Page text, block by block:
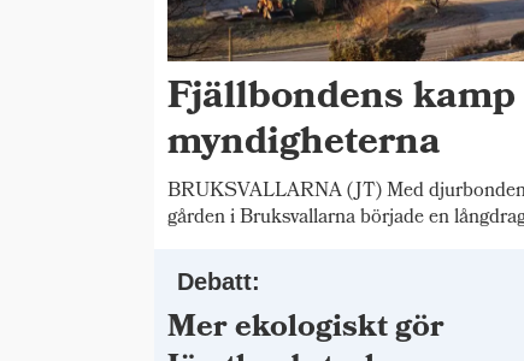
Fjällbondens
myndigheterna
BRUKSVALLARNA (JT) Med
gården i Bruksvallarna började en
Debatt:
Mer ekologiskt gör